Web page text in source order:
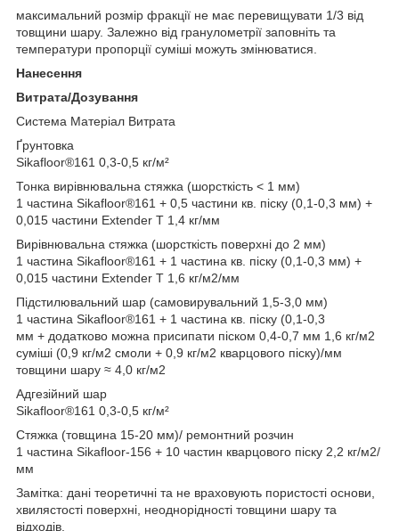
максимальний розмір фракції не має перевищувати 1/3 від
товщини шару. Залежно від гранулометрії заповніть та
температури пропорції суміші можуть змінюватися.
Нанесення
Витрата/Дозування
Система Матеріал Витрата
Ґрунтовка
Sikafloor®161 0,3-0,5 кг/м²
Тонка вирівнювальна стяжка (шорсткість < 1 мм)
1 частина Sikafloor®161 + 0,5 частини кв. піску (0,1-0,3 мм) +
0,015 частини Extender T 1,4 кг/мм
Вирівнювальна стяжка (шорсткість поверхні до 2 мм)
1 частина Sikafloor®161 + 1 частина кв. піску (0,1-0,3 мм) +
0,015 частини Extender T 1,6 кг/м2/мм
Підстилювальний шар (самовирувальний 1,5-3,0 мм)
1 частина Sikafloor®161 + 1 частина кв. піску (0,1-0,3
мм + додатково можна присипати піском 0,4-0,7 мм 1,6 кг/м2
суміші (0,9 кг/м2 смоли + 0,9 кг/м2 кварцового піску)/мм
товщини шару ≈ 4,0 кг/м2
Адгезійний шар
Sikafloor®161 0,3-0,5 кг/м²
Стяжка (товщина 15-20 мм)/ ремонтний розчин
1 частина Sikafloor-156 + 10 частин кварцового піску 2,2 кг/м2/
мм
Замітка: дані теоретичні та не враховують пористості основи,
хвилястості поверхні, неоднорідності товщини шару та
відходів.